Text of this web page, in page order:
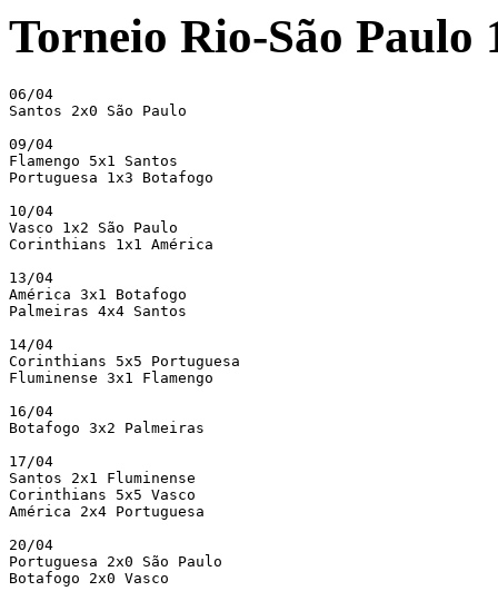
Torneio Rio-São Paulo
06/04
Santos 2x0 São Paulo
09/04
Flamengo 5x1 Santos
Portuguesa 1x3 Botafogo
10/04
Vasco 1x2 São Paulo
Corinthians 1x1 América
13/04
América 3x1 Botafogo
Palmeiras 4x4 Santos
14/04
Corinthians 5x5 Portuguesa
Fluminense 3x1 Flamengo
16/04
Botafogo 3x2 Palmeiras
17/04
Santos 2x1 Fluminense
Corinthians 5x5 Vasco
América 2x4 Portuguesa
20/04
Portuguesa 2x0 São Paulo
Botafogo 2x0 Vasco